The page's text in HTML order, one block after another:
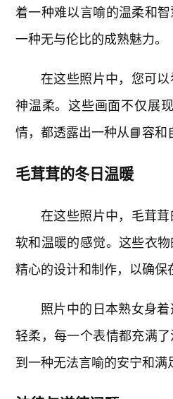
着一种难以言喻的温柔和
一种无与伦比的成熟魅力。
在这些照片中，您可
神温柔。这些画面不仅展
情，都透露出一种从📘容和
毛茸茸的冬日温暖
在这些照片中，毛茸
软和温暖的感觉。这些衣
精心的设计和制作，以确保
照片中的日本熟女身
轻柔，每一个表情都充满
到一种无法言喻的安宁和满